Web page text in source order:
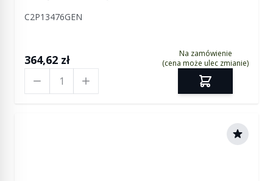
C2P13476GEN
364,62 zł
Na zamówienie
(cena może ulec zmianie)